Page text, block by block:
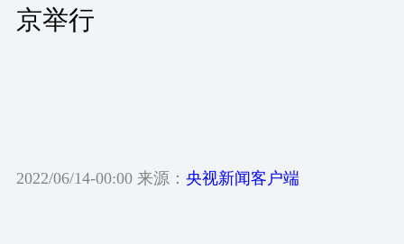
京举行
2022/06/14-00:00 来源： 央视新闻客户端